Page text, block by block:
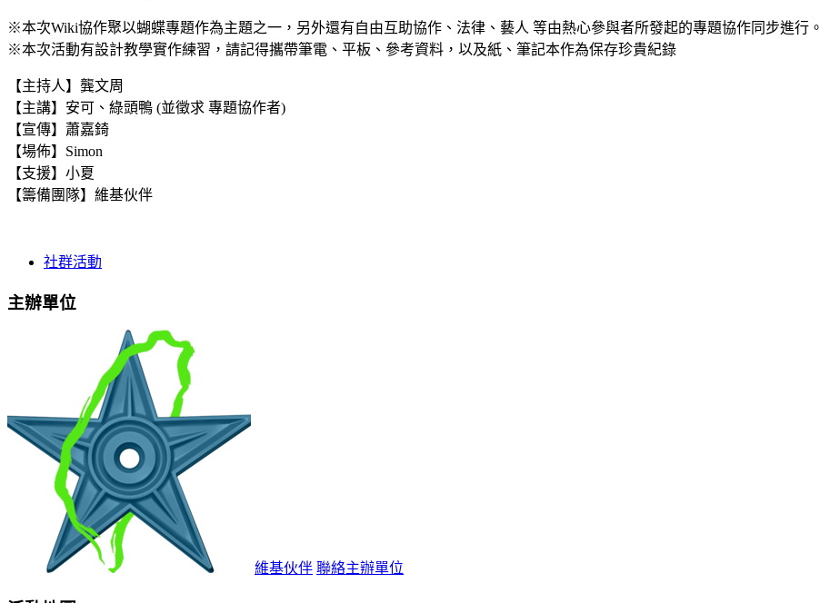
※本次Wiki協作聚以蝴蝶專題作為主題之一，另外還有自由互助協作、法律、藝人 等由熱心參與者所發起的專題協作同步進行。
※本次活動有設計教學實作練習，請記得攜帶筆電、平板、參考資料，以及紙、筆記本作為保存珍貴紀錄
【主持人】龔文周
【主講】安可、綠頭鴨 (並徵求 專題協作者)
【宣傳】蕭嘉錡
【場佈】Simon
【支援】小夏
【籌備團隊】維基伙伴
社群活動
主辦單位
維基伙伴 聯絡主辦單位